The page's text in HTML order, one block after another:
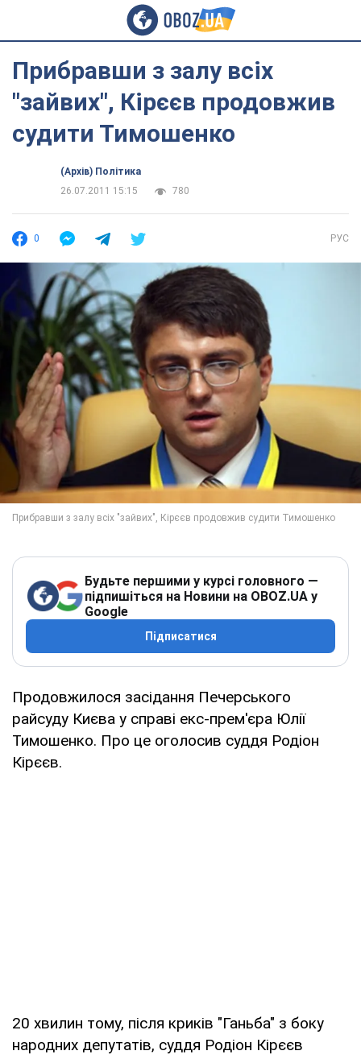
Прибравши з залу всіх
"зайвих", Кірєєв продовжив
судити Тимошенко
(Архів) Політика
26.07.2011 15:15
780
0 РУС
Будьте першими у курсі головного —
підпишіться на Новини на OBOZ.UA у
Google
Підписатися
Продовжилося засідання Печерського
райсуду Києва у справі екс-прем'єра Юлії
Тимошенко. Про це оголосив суддя Родіон
Кірєєв.
20 хвилин тому, після криків "Ганьба" з боку
народних депутатів, суддя Родіон Кірєєв